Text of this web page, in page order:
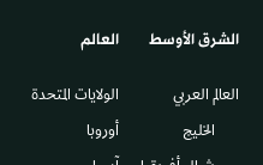
الشرق الأوسط​
العالم العربي
الخليج
العالم
الولايات المتحدة
أوروبا